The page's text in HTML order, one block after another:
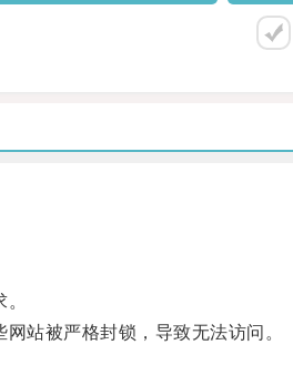
站被严格封锁，导致无法访问。